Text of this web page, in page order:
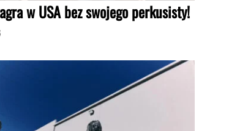
w USA bez swojego perkusisty!